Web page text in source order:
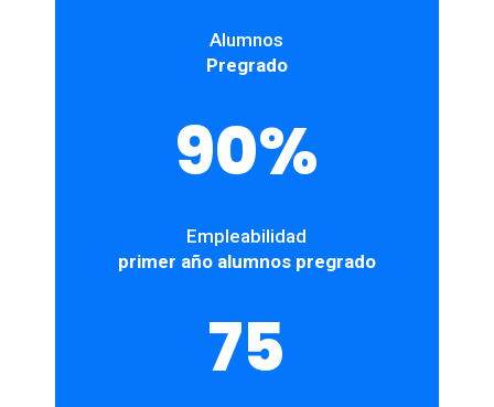
Alumnos
Pregrado
90%
Empleabilidad
primer año alumnos pregrado
75